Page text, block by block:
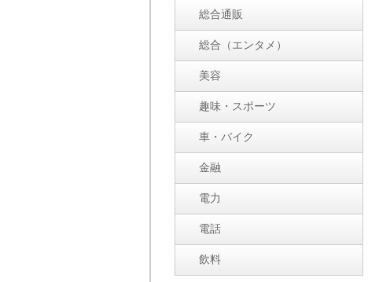
総合通販
総合（エンタメ）
美容
趣味・スポーツ
車・バイク
金融
電力
電話
飲料